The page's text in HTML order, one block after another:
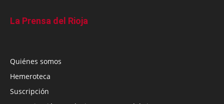
La Prensa del Rioja
Quiénes somos
Hemeroteca
Suscripción